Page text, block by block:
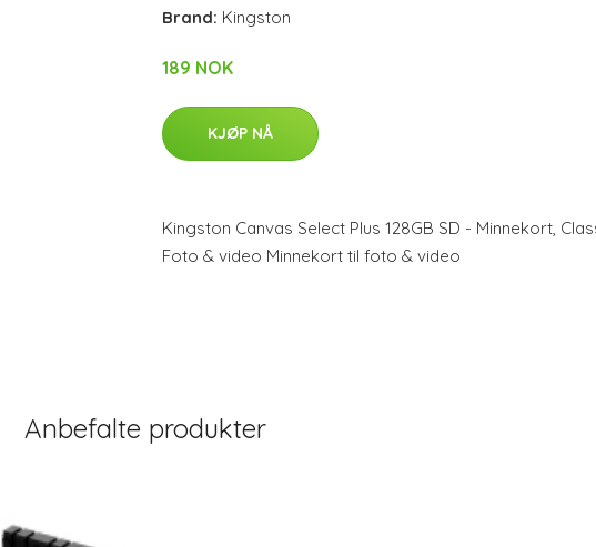
Brand: Kingston
189 NOK
KJØP NÅ
Kingston Canvas Select Plus 128GB SD - Minnekort,
Foto & video Minnekort til foto & video
Anbefalte produkter